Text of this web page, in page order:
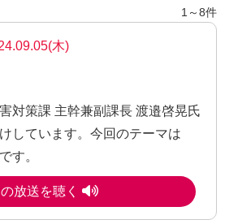
1～8件
木)
対策課 主幹兼副課長 渡邉啓晃氏
しています。今回のテーマは
す。
放送を聴く